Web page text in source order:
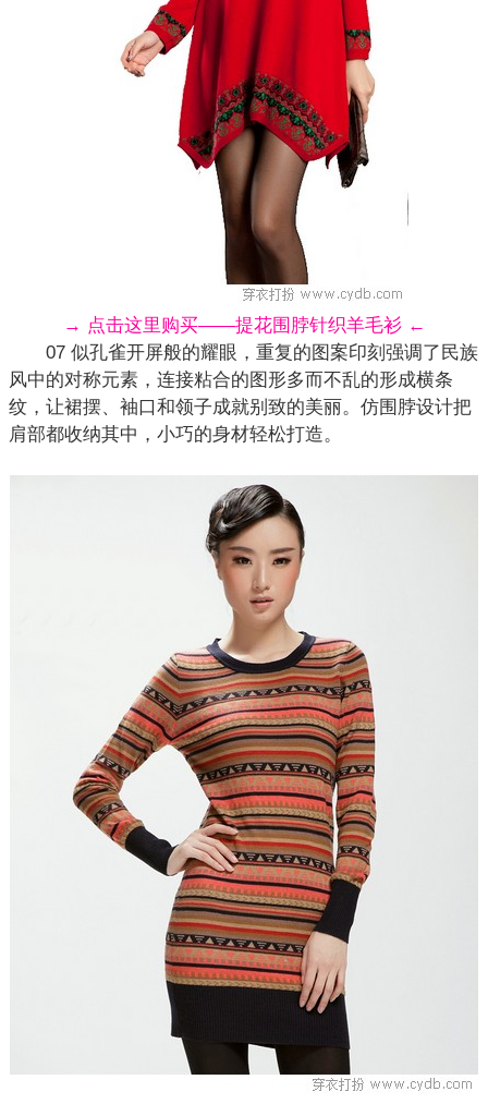
→ 点击这里购买——提花围脖针织羊毛衫 ←
07 似孔雀开屏般的耀眼，重复的图案印刻强调了 民族
风中的对称元素，连接粘合的图形多而不乱的形成横条
纹，让裙摆、袖口和领子成就别致的美丽。仿围脖设计把
肩部都收纳其中，小巧的身材轻松打造。